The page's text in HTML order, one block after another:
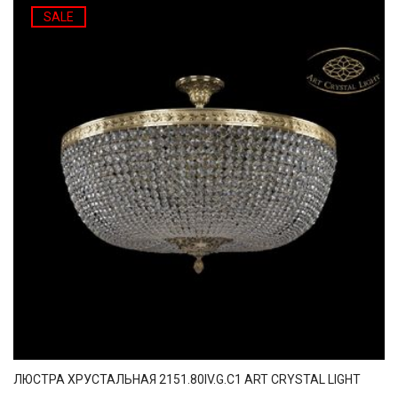
SALE
ЛЮСТРА ХРУСТАЛЬНАЯ 2151.80IV.G.C1 ART CRYSTAL LIGHT